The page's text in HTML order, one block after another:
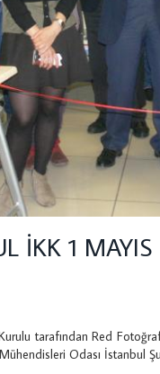
İKK 1 MAYIS
tarafından Red
Mühendisleri Odası